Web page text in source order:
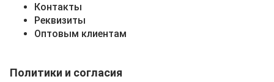
Контакты
Реквизиты
Оптовым клиентам
Политики и согласия